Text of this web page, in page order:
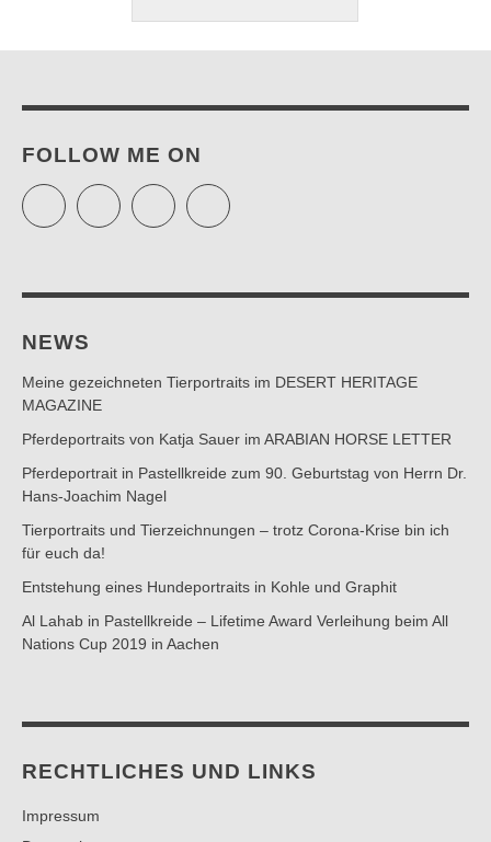
FOLLOW ME ON
Twitter FacebookInstagram
NEWS
Meine gezeichneten Tierportraits im DESERT HERITAGE
MAGAZINE
Pferdeportraits von Katja Sauer im ARABIAN HORSE LETTER
Pferdeportrait in Pastellkreide zum 90. Geburtstag von Herrn Dr.
Hans-Joachim Nagel
Tierportraits und Tierzeichnungen – trotz Corona-Krise bin ich
für euch da!
Entstehung eines Hundeportraits in Kohle und Graphit
Al Lahab in Pastellkreide – Lifetime Award Verleihung beim All
Nations Cup 2019 in Aachen
RECHTLICHES UND LINKS
Impressum